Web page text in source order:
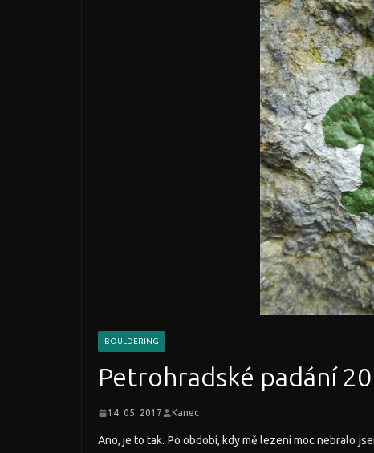
BOULDERING
Petrohradské padání
14. 05. 2017 Kanec
Ano, je to tak. Po období, kdy mě lezení moc nebralo